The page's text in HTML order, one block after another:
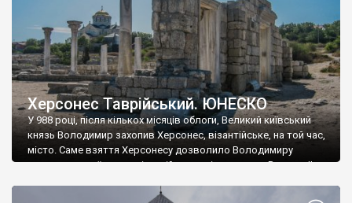
Херсонес Таврійський. ЮНЕСКО
У 988 році, після кількох місяців облоги, Великий київський
князь Володимир захопив Херсонес, візантійське, на той час,
місто. Саме взяття Херсонесу дозволило Володимиру
диктувати свої умови візантійському імператору Василю ІІ, та
Херсонесі Володимир-язичник, став Василем-християнином.